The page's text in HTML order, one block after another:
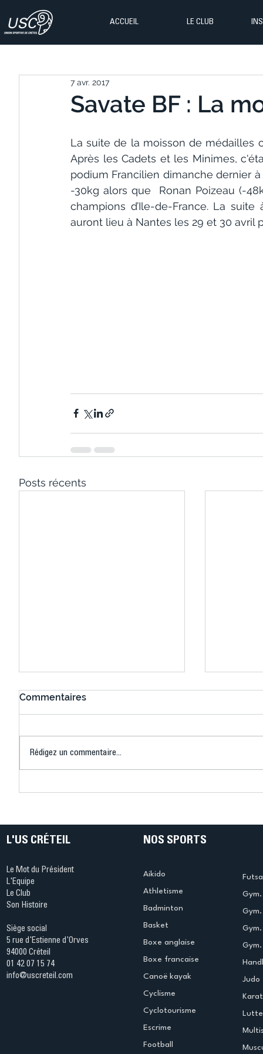
ACCUEIL LE CLUB
Savate BF : La
7 avr. 2017
La suite de la moisson de médailles
Après les Cadets et les Minimes,
podium Francilien dimanche dernier à
-30kg alors que  Ronan Poizeau (-
champions d’Ile-de-France. La
auront lieu à Nantes les 29 et 30 avril
Posts récents
Ping ? Quand le tennis de
termine
Commentaires
Rédigez un commentaire...
L'US CRÉTEIL
Le Mot du Président
L'Equipe
Le Club
Son Histoire
Siège social
5 rue d'Estienne d'Orves
94000 Créteil
01 42 07 15 74
info@uscreteil.com
NOS SPORTS
Aikido
Athletisme
Badminton
Basket
Boxe anglaise
Boxe francaise
Canoë kayak
Cyclisme
Cyclotourisme
Escrime
Football
Judo
Lutte